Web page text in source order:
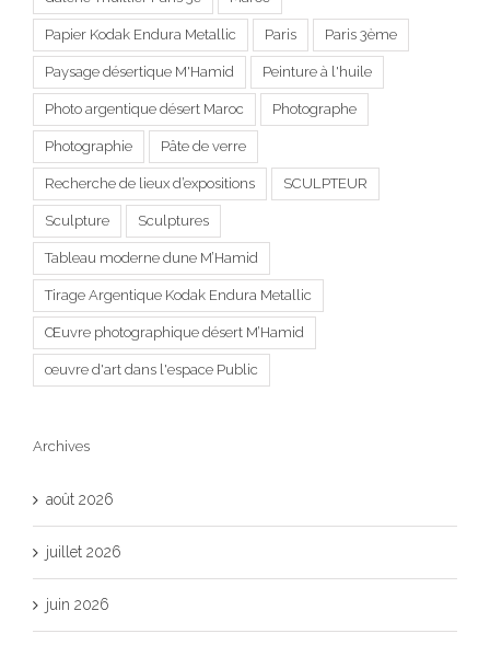
Papier Kodak Endura Metallic Paris Paris 3ème
Paysage désertique M'Hamid Peinture à l'huile
Photo argentique désert Maroc Photographe
Photographie Pâte de verre
Recherche de lieux d’expositions SCULPTEUR
Sculpture Sculptures
Tableau moderne dune M’Hamid
Tirage Argentique Kodak Endura Metallic
Œuvre photographique désert M’Hamid
œuvre d'art dans l'espace Public
Archives
août 2026
juillet 2026
juin 2026